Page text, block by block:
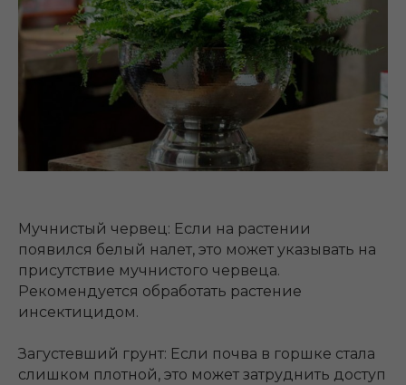
Мучнистый червец: Если на растении
появился белый налет, это может указывать на
присутствие мучнистого червеца.
Рекомендуется обработать растение
инсектицидом.
Загустевший грунт: Если почва в горшке стала
слишком плотной, это может затруднить доступ